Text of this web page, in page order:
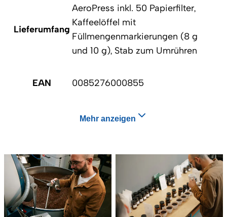
Lieferumfang
AeroPress inkl. 50 Papierfilter,
Kaffeelöffel mit
Füllmengenmarkierungen (8 g
und 10 g), Stab zum Umrühren
EAN 0085276000855
Mehr anzeigen